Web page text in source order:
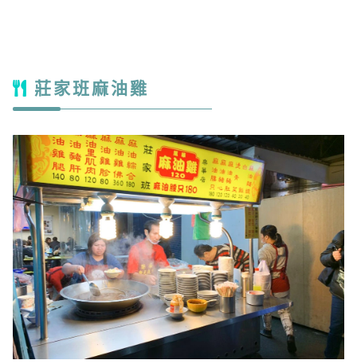
莊家班麻油雞